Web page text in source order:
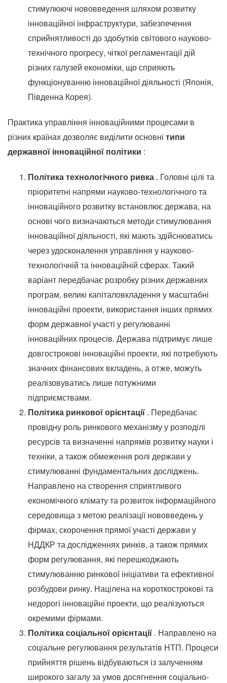
стимулюючі нововведення шляхом розвитку
інноваційної інфраструктури, забезпечення
сприйнятливості до здобутків світового науково-
технічного прогресу, чіткої регламентації дій
різних галузей економіки, що сприяють
функціонуванню інноваційної діяльності (Японія,
Південна Корея).
Практика управління інноваційними процесами в
різних країнах дозволяє виділити основні типи
державної інноваційної політики :
Політика технологічного ривка . Головні цілі та
пріоритетні напрями науково-технологічного та
інноваційного розвитку встановлює держава, на
основі чого визначаються методи стимулювання
інноваційної діяльності, які мають здійснюватись
через удосконалення управління у науково-
технологічній та інноваційній сферах. Такий
варіант передбачає розробку різних державних
програм, великі капіталовкладення у масштабні
інноваційні проекти, використання інших прямих
форм державної участі у регулюванні
інноваційних процесів. Держава підтримує лише
довгострокові інноваційні проекти, які потребують
значних фінансових вкладень, а отже, можуть
реалізовуватись лише потужними
підприємствами.
Політика ринкової орієнтації . Передбачає
провідну роль ринкового механізму у розподілі
ресурсів та визначенні напрямів розвитку науки і
техніки, а також обмеження ролі держави у
стимулюванні фундаментальних досліджень.
Направлено на створення сприятливого
економічного клімату та розвиток інформаційного
середовища з метою реалізації нововведень у
фірмах, скорочення прямої участі держави у
НДДКР та дослідженнях ринків, а також прямих
форм регулювання, які перешкоджають
стимулюванню ринкової ініціативи та ефективної
розбудови ринку. Націлена на короткострокові та
недорогі інноваційні проекти, що реалізуються
окремими фірмами.
Політика соціальної орієнтації . Направлено на
соціальне регулювання результатів НТП. Процеси
прийняття рішень відбуваються із залученням
широкого загалу за умов досягнення соціально-